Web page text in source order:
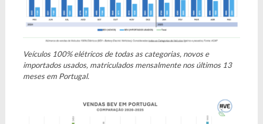
Veículos 100% elétricos de todas as categorias, novos e
importados usados, matriculados mensalmente nos últimos 13
meses em Portugal.